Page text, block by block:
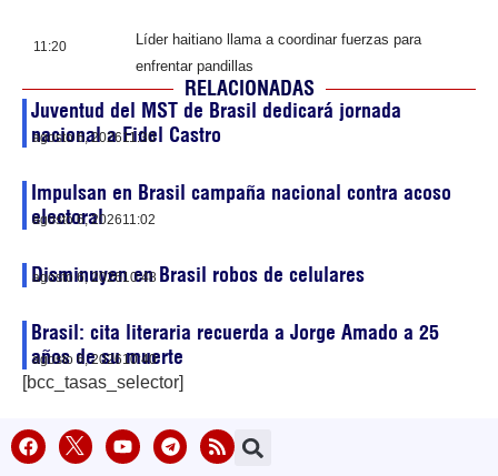
11:20
Líder haitiano llama a coordinar fuerzas para
enfrentar pandillas
RELACIONADAS
Juventud del MST de Brasil dedicará jornada
nacional a Fidel Castro
agosto 6, 202611:30
Impulsan en Brasil campaña nacional contra acoso
electoral
agosto 6, 202611:02
Disminuyen en Brasil robos de celulares
agosto 6, 202610:48
Brasil: cita literaria recuerda a Jorge Amado a 25
años de su muerte
agosto 6, 202610:40
[bcc_tasas_selector]